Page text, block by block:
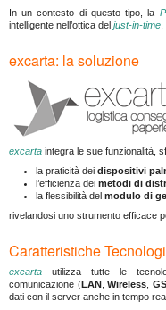
In un contesto di questo tipo, la
intelligente nell’ottica del just-in-time
excarta: la soluzione
excarta integra le sue funzionalità,
la praticità dei dispositivi
l’efficienza dei metodi di
la flessibilità del modulo di
rivelandosi uno strumento efficace
Caratteristiche
excarta utilizza tutte le
comunicazione (LAN,Wireless ,
dati con il server anche in tempo